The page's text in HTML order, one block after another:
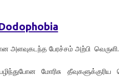
அளவுகடந்த பேரச்சம் அற்பி வெருளி.
மோரிசு தீவுகளுக்குரிய